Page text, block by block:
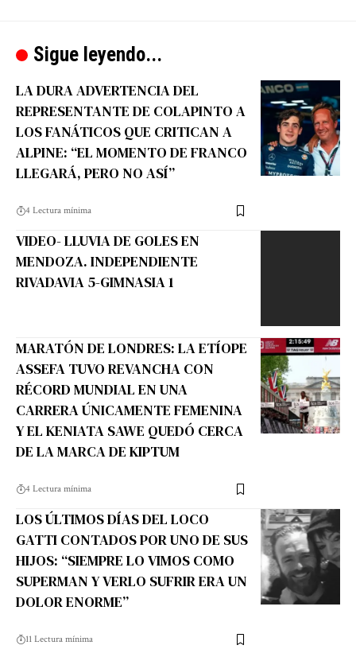
Sigue leyendo...
LA DURA ADVERTENCIA DEL
REPRESENTANTE DE COLAPINTO A
LOS FANÁTICOS QUE CRITICAN A
ALPINE: “EL MOMENTO DE FRANCO
LLEGARÁ, PERO NO ASÍ”
4 Lectura mínima
VIDEO- LLUVIA DE GOLES EN
MENDOZA. INDEPENDIENTE
RIVADAVIA 5-GIMNASIA 1
MARATÓN DE LONDRES: LA ETÍOPE
ASSEFA TUVO REVANCHA CON
RÉCORD MUNDIAL EN UNA
CARRERA ÚNICAMENTE FEMENINA
Y EL KENIATA SAWE QUEDÓ CERCA
DE LA MARCA DE KIPTUM
4 Lectura mínima
LOS ÚLTIMOS DÍAS DEL LOCO
GATTI CONTADOS POR UNO DE SUS
HIJOS: “SIEMPRE LO VIMOS COMO
SUPERMAN Y VERLO SUFRIR ERA UN
DOLOR ENORME”
11 Lectura mínima